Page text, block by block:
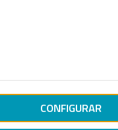
CONFIGURAR